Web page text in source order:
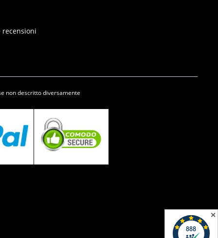
✕
non descritto diversamente